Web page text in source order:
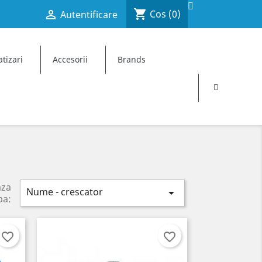
×
×
×
×
 Autentificare shopping_cart Cos (0)
Accesorii Brands
Nume - crescator 
favorite_border favorite_border